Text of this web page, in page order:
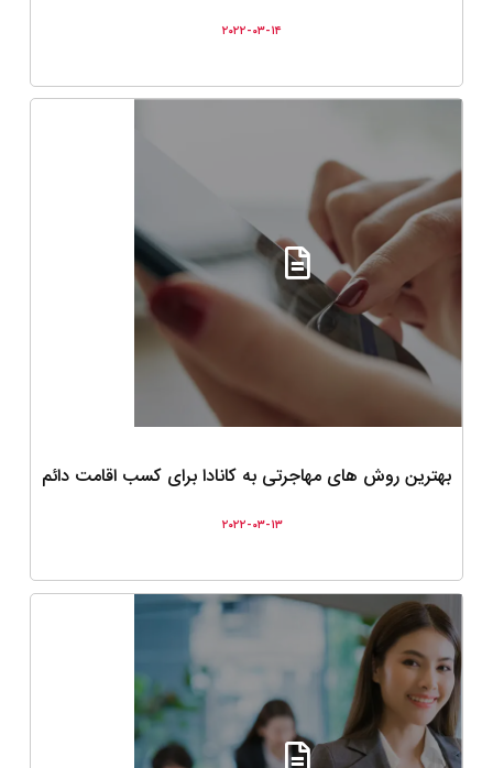
۲۰۲۲-۰۳-۱۴
بهترین روش های مهاجرتی به کانادا برای کسب اقامت دائم
۲۰۲۲-۰۳-۱۳